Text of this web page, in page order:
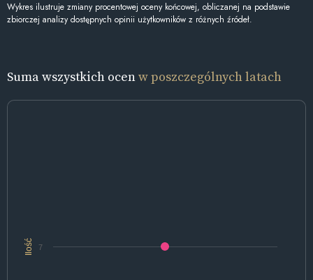
Wykres ilustruje zmiany procentowej oceny końcowej, obliczanej na podstawie
zbiorczej analizy dostępnych opinii użytkowników z różnych źródeł.
Suma wszystkich ocenw poszczególnych latach
Ilość 7